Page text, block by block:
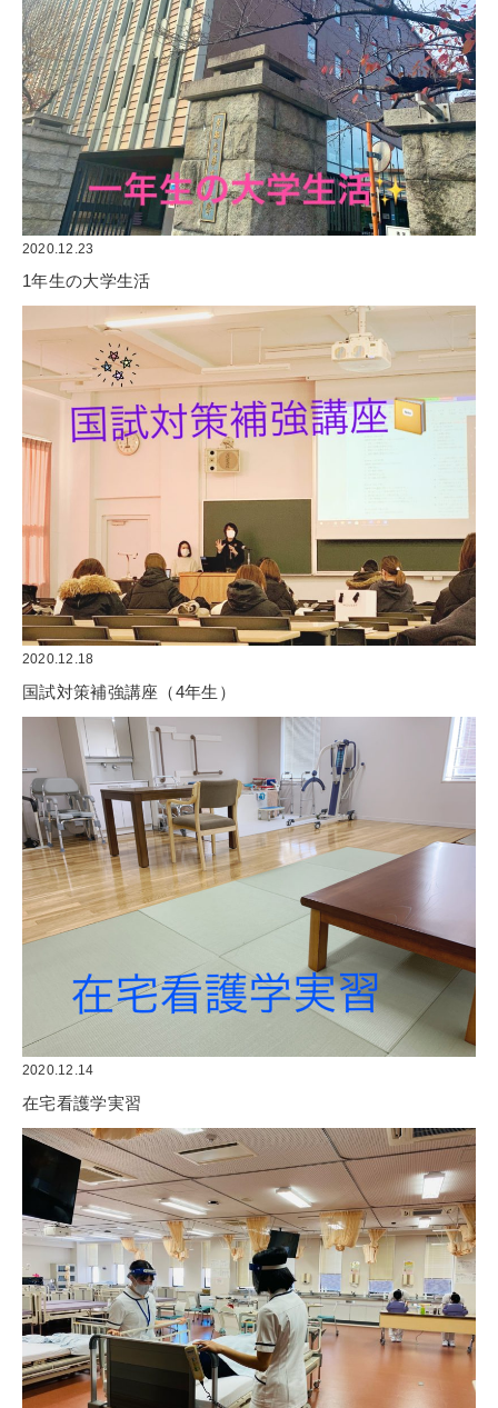
2020.12.23
1年生の大学生活
2020.12.18
国試対策補強講座（4年生）
2020.12.14
在宅看護学実習